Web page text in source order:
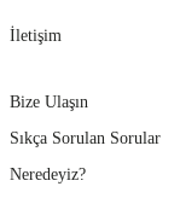
İletişim
Bize Ulaşın
Sıkça Sorulan Sorular
Neredeyiz?